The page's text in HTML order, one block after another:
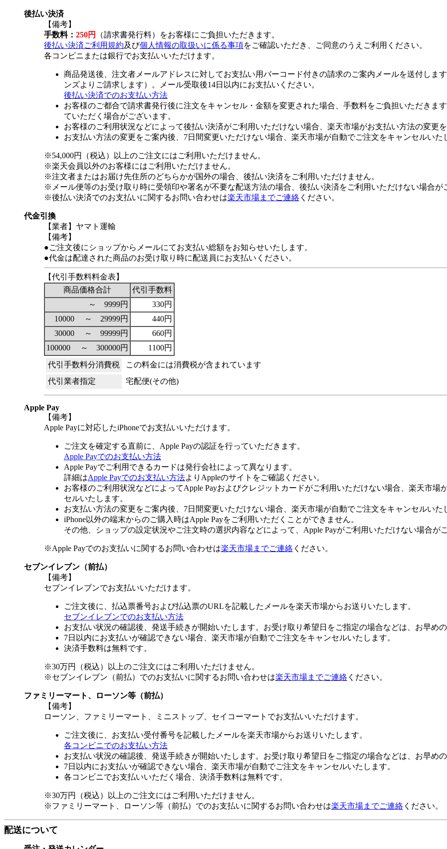
後払い決済
【備考】
手数料： 250円
（請求書発行料）をお客様にご負担いただきます。
後払い決済ご利用規約及び個人情報の取扱いに係る事項をご確認いただき、ご同意のうえご利用ください。
各コンビニまたは銀行でお支払いいただけます。
商品発送後、注文者メールアドレスに対してお支払い用バーコード付きの請求のご案内メールを送付しま
ンズよりご請求します）。メール受取後14日以内にお支払いください。
後払い決済でのお支払い方法
お客様のご都合で請求書発行後に注文をキャンセル・金額を変更された場合、手数料をご負担いただきま
ていただく場合がございます。
お客様のご利用状況などによって後払い決済がご利用いただけない場合、楽天市場がお支払い方法の変更を
お支払い方法の変更をご案内後、7日間変更いただけない場合、楽天市場が自動でご注文をキャンセルいた
※54,000円（税込）以上のご注文にはご利用いただけません。
※楽天会員以外のお客様にはご利用いただけません。
※注文者またはお届け先住所のどちらかが国外の場合、後払い決済をご利用いただけません。
※メール便等のお受け取り時に受領印や署名が不要な配送方法の場合、後払い決済をご利用いただけない場合が
※後払い決済でのお支払いに関するお問い合わせは楽天市場までご連絡 ください。
代金引換
【業者】ヤマト運輸
【備考】
●ご注文後にショップからメールにてお支払い総額をお知らせいたします。
●代金は配達された商品のお受け取り時に配送員にお支払いください。
【代引手数料料金表】
商品価格合計
代引手数料
～ 9999円
330円
10000 ～ 29999円
440円
30000 ～ 99999円
660円
100000 ～ 300000円
1100円
代引手数料分消費税
この料金には消費税が含まれています
代引業者指定
宅配便(その他)
Apple Pay
【備考】
Apple Payに対応したiPhoneでお支払いいただけます。
ご注文を確定する直前に、Apple Payの認証を行っていただきます。
Apple Payでのお支払い方法
Apple Payでご利用できるカードは発行会社によって異なります。
詳細はApple Payでのお支払い方法よりAppleのサイトをご確認ください。
お客様のご利用状況などによってApple Payおよびクレジットカードがご利用いただけない場合、楽天市
セルいたします。
お支払い方法の変更をご案内後、7日間変更いただけない場合、楽天市場が自動でご注文をキャンセルいた
iPhone以外の端末からのご購入時はApple Payをご利用いただくことができません。
その他、ショップの設定状況やご注文時の選択内容などによって、Apple Payがご利用いただけない場合が
※Apple Payでのお支払いに関するお問い合わせは楽天市場までご連絡 ください。
セブンイレブン（前払）
【備考】
セブンイレブンでお支払いいただけます。
ご注文後に、払込票番号および払込票のURLを記載したメールを楽天市場からお送りいたします。
セブンイレブンでのお支払い方法
お支払い状況の確認後、発送手続きが開始いたします。お受け取り希望日をご指定の場合などは、お早め
7日以内にお支払いが確認できない場合、楽天市場が自動でご注文をキャンセルいたします。
決済手数料は無料です。
※30万円（税込）以上のご注文にはご利用いただけません。
※セブンイレブン（前払）でのお支払いに関するお問い合わせは楽天市場までご連絡 ください。
ファミリーマート、ローソン等（前払）
【備考】
ローソン、ファミリーマート、ミニストップ、セイコーマートでお支払いいただけます。
ご注文後に、お支払い受付番号を記載したメールを楽天市場からお送りいたします。
各コンビニでのお支払い方法
お支払い状況の確認後、発送手続きが開始いたします。お受け取り希望日をご指定の場合などは、お早め
7日以内にお支払いが確認できない場合、楽天市場が自動でご注文をキャンセルいたします。
各コンビニでお支払いいただく場合、決済手数料は無料です。
※30万円（税込）以上のご注文にはご利用いただけません。
※ファミリーマート、ローソン等（前払）でのお支払いに関するお問い合わせは楽天市場までご連絡 ください。
配送について